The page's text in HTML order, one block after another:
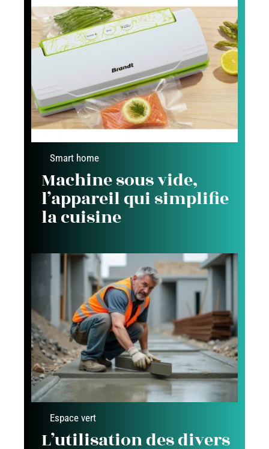
Smart home
Machine sous vide,
l’appareil qui simplifie
la cuisine
Espace vert
L’utilisation des divers